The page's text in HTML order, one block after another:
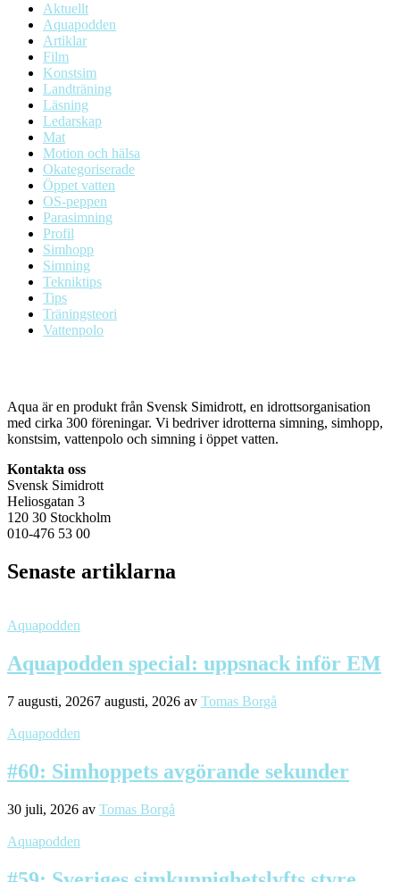
Aktuellt
Aquapodden
Artiklar
Film
Konstsim
Landträning
Läsning
Ledarskap
Mat
Motion och hälsa
Okategoriserade
Öppet vatten
OS-peppen
Parasimning
Profil
Simhopp
Simning
Tekniktips
Tips
Träningsteori
Vattenpolo
Aqua är en produkt från Svensk Simidrott, en idrottsorganisation
med cirka 300 föreningar. Vi bedriver idrotterna simning, simhopp,
konstsim, vattenpolo och simning i öppet vatten.
Kontakta oss
Svensk Simidrott
Heliosgatan 3
120 30 Stockholm
010-476 53 00
Senaste artiklarna
Aquapodden
Aquapodden special: uppsnack inför EM
7 augusti, 20267 augusti, 2026 av Tomas Borgå
Aquapodden
#60: Simhoppets avgörande sekunder
30 juli, 2026 av Tomas Borgå
Aquapodden